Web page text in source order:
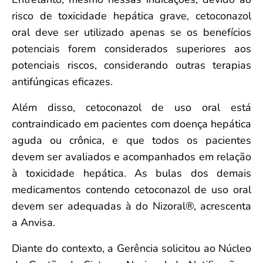
risco de toxicidade hepática grave, cetoconazol
oral deve ser utilizado apenas se os benefícios
potenciais forem considerados superiores aos
potenciais riscos, considerando outras terapias
antifúngicas eficazes.
Além disso, cetoconazol de uso oral está
contraindicado em pacientes com doença hepática
aguda ou crônica, e que todos os pacientes
devem ser avaliados e acompanhados em relação
à toxicidade hepática. As bulas dos demais
medicamentos contendo cetoconazol de uso oral
devem ser adequadas à do Nizoral®, acrescenta
a Anvisa.
Diante do contexto, a Gerência solicitou ao Núcleo